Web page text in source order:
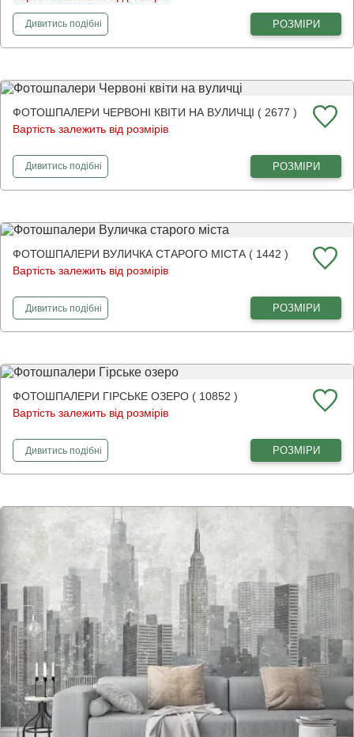
Дивитисьфотошпалери
подібні РОЗМІРИ
ФОТОШПАЛЕРИ ЧЕРВОНІ КВІТИ НА ВУЛИЧЦІ ( 2677 )
Вартість залежить від розмірів
Дивитисьфотошпалери
подібні РОЗМІРИ
ФОТОШПАЛЕРИ ВУЛИЧКА СТАРОГО МІСТА ( 1442 )
Вартість залежить від розмірів
Дивитисьфотошпалери
подібні РОЗМІРИ
ФОТОШПАЛЕРИ ГІРСЬКЕ ОЗЕРО ( 10852 )
Вартість залежить від розмірів
Дивитисьфотошпалери
подібні РОЗМІРИ